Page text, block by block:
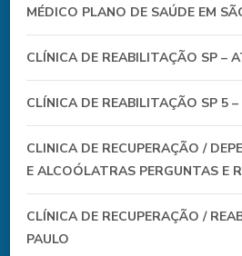
MÉDICO PLANO DE SAÚDE EM
CLÍNICA DE REABILITAÇÃO SP –
CLÍNICA DE REABILITAÇÃO SP 5
CLINICA DE RECUPERAÇÃO /
E ALCOÓLATRAS PERGUNTAS E
CLÍNICA DE RECUPERAÇÃO /
PAULO